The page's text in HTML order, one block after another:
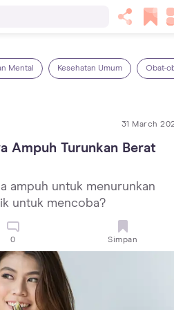
Mental Kesehatan Umum Obat-
31 March
Ampuh Turunkan Berat
ampuh untuk menurunkan
untuk mencoba?
0 Simpan